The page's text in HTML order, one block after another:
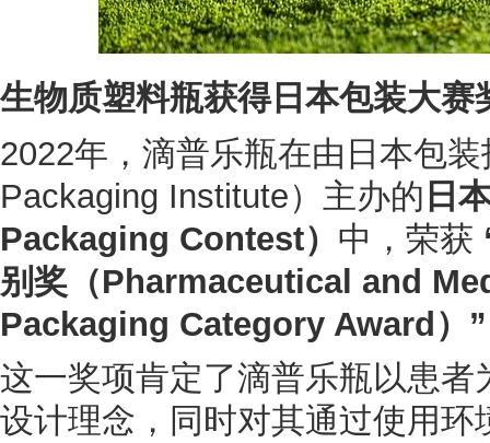
生物质塑料瓶获得日本包装大赛
2022年，滴普乐瓶在由日本包
Packaging Institute）主办的 日
Packaging Contest） 中，荣获
别奖（Pharmaceutical and
Packaging Category Award）”
这一奖项肯定了滴普乐瓶以患
设计理念，同时对其通过使用环